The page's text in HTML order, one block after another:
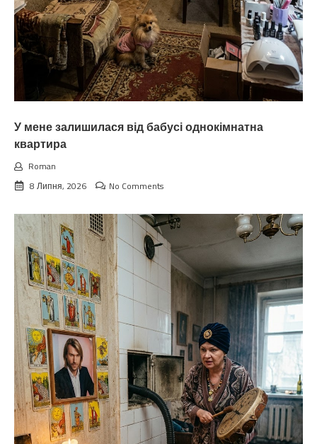
У мене залишилася від бабусі однокімнатна
квартира
Roman
8 Липня, 2026
No Comments